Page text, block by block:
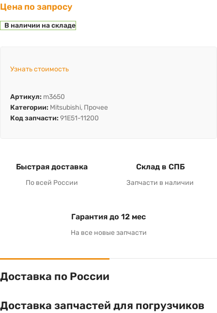
Цена по запросу
В наличии на складе
Узнать стоимость
Артикул: m3650
Категории: Mitsubishi, Прочее
Код запчасти: 91E51-11200
Быстрая доставка
По всей России
Склад в СПБ
Запчасти в наличии
Гарантия до 12 мес
На все новые запчасти
Доставка по России
Доставка запчастей для погрузчиков